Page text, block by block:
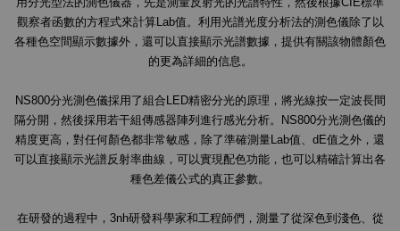
觀察者函數的方程式來計算Lab值。利用光譜光度分析法的測色儀除了以
各種色空間顯示數據外，還可以直接顯示光譜數據，提供有關該物體顏色
的更為詳細的信息。
NS800分光測色儀採用了組合LED精密分光的原理，將光線按一定波長間
隔分開，然後採用若干組傳感器陣列進行感光分析。NS800分光測色儀的
精度更高，對任何顏色都非常敏感，除了準確測量Lab值、dE值之外，還
可以直接顯示光譜反射率曲線，可以實現配色功能，也可以精確計算出各
種色差儀公式的真正參數。
在研發的過程中，3nh研發科學家和工程師們，測量了從深色到淺色、從